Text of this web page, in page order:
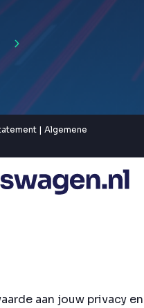
| Algemene
aan jouw privacy en